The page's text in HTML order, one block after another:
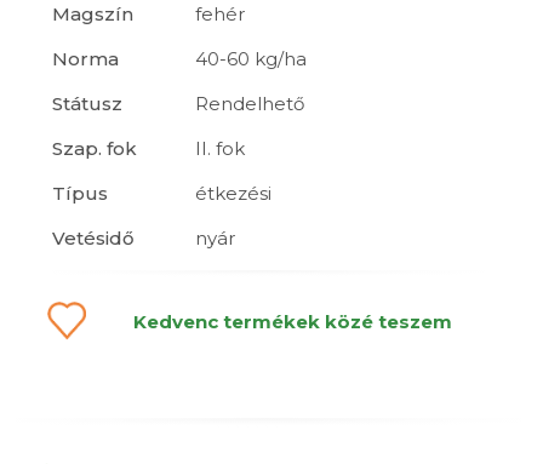
Magszín
fehér
Norma
40-60 kg/ha
Státusz
Rendelhető
Szap. fok
II. fok
Típus
étkezési
Vetésidő
nyár
Kedvenc termékek közé teszem